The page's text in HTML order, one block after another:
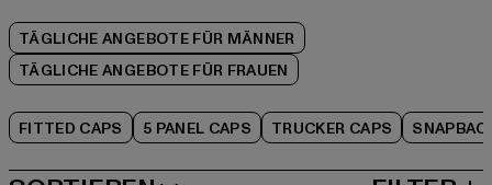
TÄGLICHE ANGEBOTE FÜR MÄNNER
TÄGLICHE ANGEBOTE FÜR FRAUEN
FITTED CAPS 5 PANEL CAPS TRUCKER CAPS